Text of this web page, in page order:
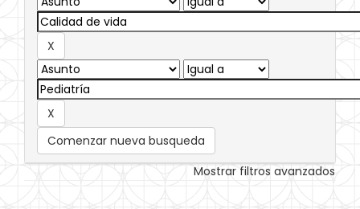
Comenzar nueva busqueda
Mostrar filtros avanzados